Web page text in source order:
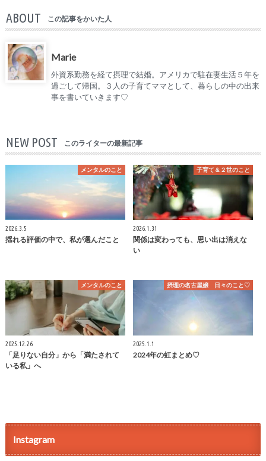
ABOUT この記事をかいた人
Marie
外資系勤務を経て摂理で結婚。アメリカで駐在妻生活５年を
過ごして帰国。３人の子育てママとして、暮らしの中の出来
事を書いていきます♡
NEW POST このライターの最新記事
メンタルのこと
2026.3.5
揺れる評価の中で、私が選んだこと
子育て＆２世のこと
2026.1.31
関係は変わっても、思い出は消えな
い
メンタルのこと
2025.12.26
「足りない自分」から「満たされて
いる私」へ
摂理の名古屋嬢 日々のこと♡
2025.1.1
2024年の虹まとめ♡
Instagram